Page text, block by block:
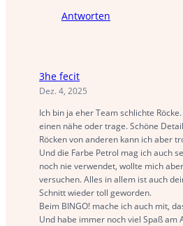
Antworten
3he fecit
Dez. 4, 2025
Ich bin ja eher Team schlichte
einen nähe oder trage. Schöne
Röcken von anderen kann ich aber
Und die Farbe Petrol mag ich auch
noch nie verwendet, wollte mich
versuchen. Alles in allem ist auch
Schnitt wieder toll geworden.
Beim BINGO! mache ich auch mit,
Und habe immer noch viel Spaß am